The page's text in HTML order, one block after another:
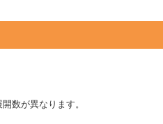
数が異なります。